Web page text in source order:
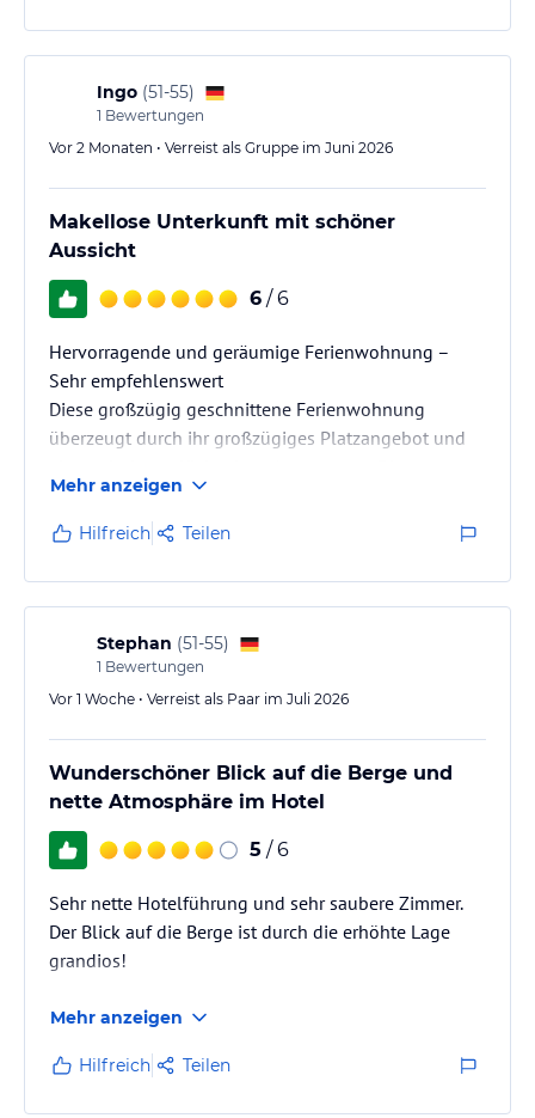
Ingo (51-55)
1 Bewertungen
Vor 2 Monaten • Verreist als Gruppe im Juni 2026
Makellose Unterkunft mit schöner
Aussicht
6 / 6
Hervorragende und geräumige Ferienwohnung –
Sehr empfehlenswert
Diese großzügig geschnittene Ferienwohnung
überzeugt durch ihr großzügiges Platzangebot und
Räumlichkeiten bieten viel Bewegungsfreiheit und
sind funktional wie auch komfortabel eingerichtet.
Besonders hervorzuheben sind die modernen
Badezimmer, die sich in einem technisch und optisch
einwandfreien Zustand befinden. Sie bieten
zeitgemäßen Komfort und unterstreichen den
gepflegten Gesamteindruck der Immobilie.…
Mehr anzeigen
Hilfreich Teilen
Stephan (51-55)
1 Bewertungen
Vor 1 Woche • Verreist als Paar im Juli 2026
Wunderschöner Blick auf die Berge und
nette Atmosphäre im Hotel
5 / 6
Sehr nette Hotelführung und sehr saubere Zimmer.
Der Blick auf die Berge ist durch die erhöhte Lage
grandios!
Mehr anzeigen
Hilfreich Teilen